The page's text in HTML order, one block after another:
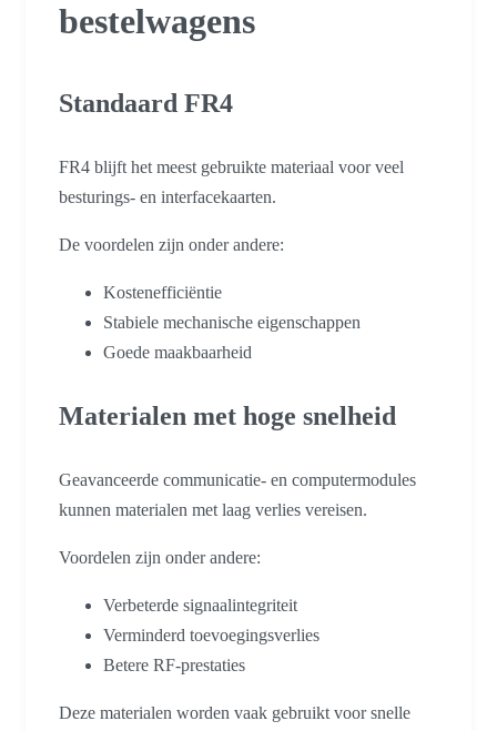
bestelwagens
Standaard FR4
FR4 blijft het meest gebruikte materiaal voor veel
besturings- en interfacekaarten.
De voordelen zijn onder andere:
Kostenefficiëntie
Stabiele mechanische eigenschappen
Goede maakbaarheid
Materialen met hoge snelheid
Geavanceerde communicatie- en computermodules
kunnen materialen met laag verlies vereisen.
Voordelen zijn onder andere:
Verbeterde signaalintegriteit
Verminderd toevoegingsverlies
Betere RF-prestaties
Deze materialen worden vaak gebruikt voor snelle